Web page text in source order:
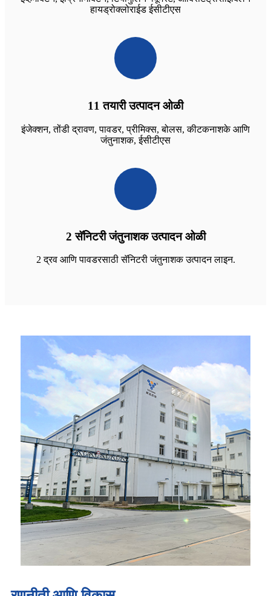
हायड्रोक्लोराईड ईसीटीएस
11 तयारी उत्पादन ओळी
इंजेक्शन, तोंडी द्रावण, पावडर, प्रीमिक्स, बोलस, कीटकनाशके आणि
जंतुनाशक, ईसीटीएस
2 सॅनिटरी जंतुनाशक उत्पादन ओळी
2 द्रव आणि पावडरसाठी सॅनिटरी जंतुनाशक उत्पादन लाइन.